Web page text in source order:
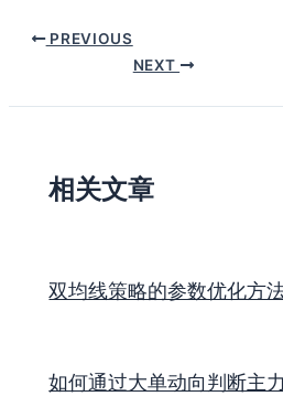
PREVIOUS
NEXT
相关文章
双均线策略的参数优化方
如何通过大单动向判断主